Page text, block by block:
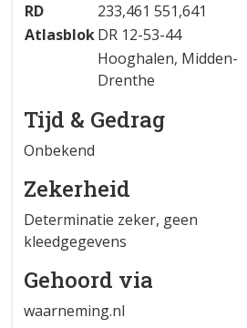
RD
233,461 551,641
AtlasblokDR 12-53-44
Hooghalen, Midden-
Drenthe
Tijd & Gedrag
Onbekend
Zekerheid
Determinatie zeker, geen
kleedgegevens
Gehoord via
waarneming.nl